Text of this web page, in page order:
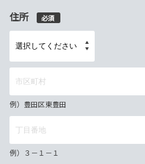
住所 必須
例）豊田区東豊田
例）３－１－１